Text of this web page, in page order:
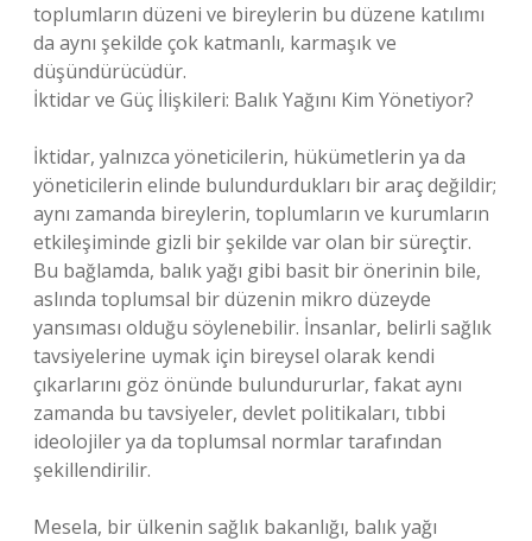
toplumların düzeni ve bireylerin bu düzene katılımı
da aynı şekilde çok katmanlı, karmaşık ve
düşündürücüdür.
İktidar ve Güç İlişkileri: Balık Yağını Kim Yönetiyor?
İktidar, yalnızca yöneticilerin, hükümetlerin ya da
yöneticilerin elinde bulundurdukları bir araç değildir;
aynı zamanda bireylerin, toplumların ve kurumların
etkileşiminde gizli bir şekilde var olan bir süreçtir.
Bu bağlamda, balık yağı gibi basit bir önerinin bile,
aslında toplumsal bir düzenin mikro düzeyde
yansıması olduğu söylenebilir. İnsanlar, belirli sağlık
tavsiyelerine uymak için bireysel olarak kendi
çıkarlarını göz önünde bulundururlar, fakat aynı
zamanda bu tavsiyeler, devlet politikaları, tıbbi
ideolojiler ya da toplumsal normlar tarafından
şekillendirilir.
Mesela, bir ülkenin sağlık bakanlığı, balık yağı